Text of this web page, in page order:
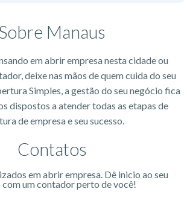
Sobre Manaus
em abrir empresa nesta cidade ou
deixe nas mãos de quem cuida do seu
Simples, a gestão do seu negócio fica
dispostos a atender todas as etapas de
de empresa e seu sucesso.
Contatos
em abrir empresa. Dê inicio ao seu
um contador perto de você!